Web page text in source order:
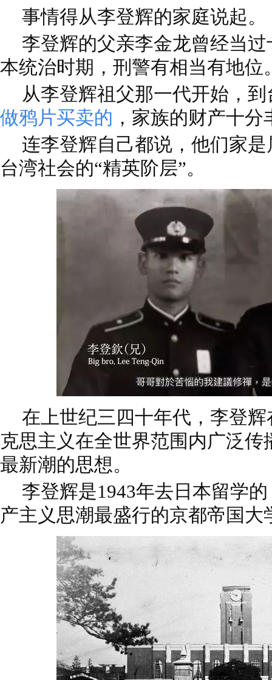
事情得从李登辉的家庭说起。
李登辉的父亲李金龙曾经当
本统治时期，刑警有相当有地位
从李登辉祖父那一代开始，
做鸦片买卖的 ，家族的财产十分
连李登辉自己都说，他们家
台湾社会的“精英阶层”。
在上世纪三四十年代，李登
克思主义在全世界范围内广泛
最新潮的思想。
李登辉是1943年去日本留学
产主义思潮最盛行的京都帝国大